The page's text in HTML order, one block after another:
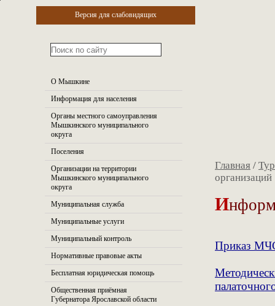
О Мышкине
Информация для населения
Органы местного самоуправления
Мышкинского муниципального
округа
Поселения
Организации на территории
Мышкинского муниципального
округа
Муниципальная служба
Муниципальные услуги
Муниципальный контроль
Нормативные правовые акты
Бесплатная юридическая помощь
Общественная приёмная
Губернатора Ярославской области
Главная /
организаций
И
Приказ
Версия для слабовидящих